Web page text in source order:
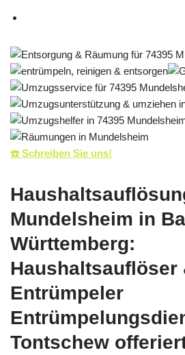
☎️ Schreiben Sie uns!
Mundelsheim in
Württemberg:
Haushaltsauflöser
Entrümpeler
Tontschew